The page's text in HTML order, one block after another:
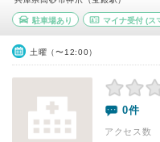
駐車場あり マイナ受付(ス
土曜（〜12:00）
0件
アクセス数